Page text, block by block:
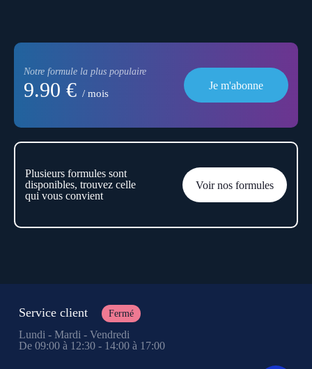
Notre formule la plus populaire
9.90 € / mois
Je m'abonne
Plusieurs formules sont
disponibles, trouvez celle
qui vous convient
Voir nos formules
Service client Fermé
Lundi - Mardi - Vendredi
De 09:00 à 12:30 - 14:00 à 17:00